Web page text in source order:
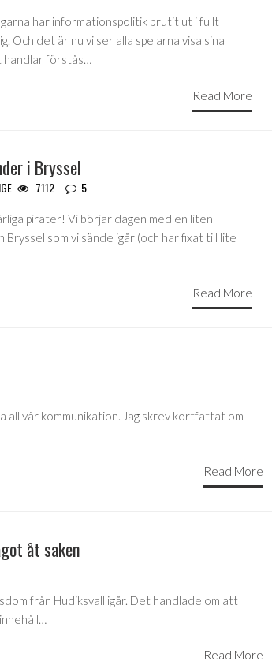
har informationspolitik brutit ut i fullt
Och det är nu vi ser alla spelarna visa sina
handlar förstås…
Read More
i Bryssel
7112 5
pirater! Vi börjar dagen med en liten
som vi sände igår (och har fixat till lite
Read More
all vår kommunikation. Jag skrev kortfattat om
Read More
åt saken
från Hudiksvall igår. Det handlade om att
Read More